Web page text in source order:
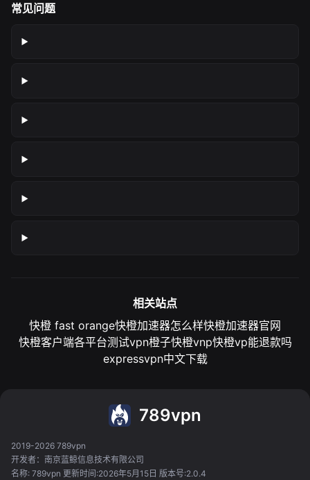
常见问题
相关站点
快橙 fast orange快橙加速器怎么样快橙加速器官网
快橙客户端各平台测试vpn橙子快橙vnp快橙vp能退款吗
expressvpn中文下载
789vpn
2019-2026 789vpn
开发者：南京蓝鲸信息技术有限公司
名称: 789vpn 更新时间:2026年5月15日 版本号:2.0.4